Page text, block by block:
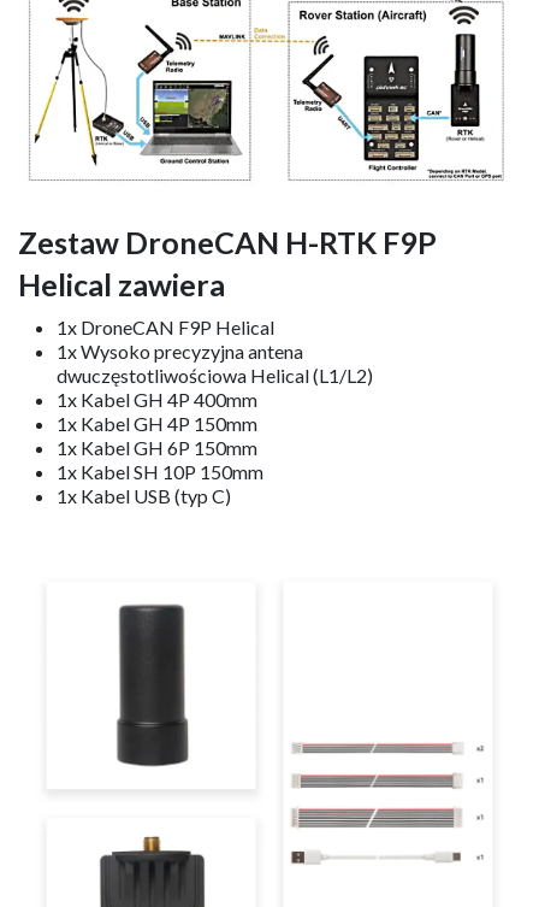
Zestaw DroneCAN H-RTK F9P
Helical zawiera
1x DroneCAN F9P Helical
1x Wysoko precyzyjna antena
dwuczęstotliwościowa Helical (L1/L2)
1x Kabel GH 4P 400mm
1x Kabel GH 4P 150mm
1x Kabel GH 6P 150mm
1x Kabel SH 10P 150mm
1x Kabel USB (typ C)